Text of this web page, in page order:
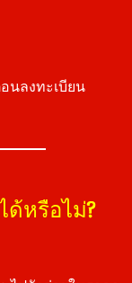
นลงทะเบียน
ด้หรือไม่?